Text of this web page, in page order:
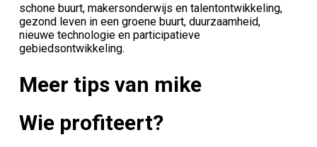
schone buurt, makersonderwijs en talentontwikkeling,
gezond leven in een groene buurt, duurzaamheid,
nieuwe technologie en participatieve
gebiedsontwikkeling.
Meer tips van mike
Wie profiteert?